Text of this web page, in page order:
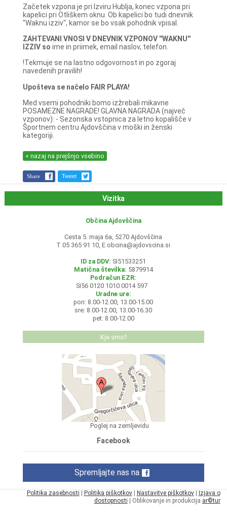
Začetek vzpona je pri Izviru Hublja, konec vzpona pri
kapelici pri Otliškem oknu. Ob kapelici bo tudi dnevnik
"Waknu izziv", kamor se bo vsak pohodnik vpisal.
ZAHTEVANI VNOSI V DNEVNIK VZPONOV ''WAKNU''
IZZIV so ime in priimek, email naslov, telefon.
!Tekmuje se na lastno odgovornost in po zgoraj
navedenih pravilih!
Upošteva se načelo FAIR PLAYA!
Med vsemi pohodniki bomo izžrebali mikavne
POSAMEZNE NAGRADE! GLAVNA NAGRADA (največ
vzponov): - Sezonska vstopnica za letno kopališče v
Športnem centru Ajdovščina v moški in ženski
kategoriji.
< nazaj na prejšnjo vsebino
Share Tweet
Vizitka
Občina Ajdovščina
Cesta 5. maja 6a, 5270 Ajdovščina
T 05 365 91 10, E obcina@ajdovscina.si
ID za DDV: SI51533251
Matična številka: 5879914
Podračun EZR:
SI56 0120 1010 0014 597
Uradne ure:
pon: 8.00-12.00, 13.00-15.00
sre: 8.00-12.00, 13.00-16.30
pet: 8.00-12.00
Kje smo?
Poglej na zemljevidu
Facebook
Spremljajte nas na
Politika zasebnosti Politika piškotkov| Nastavitve piškotkov|
Izjava o
dostopnosti | Oblikovanje in produkcija ar©tur